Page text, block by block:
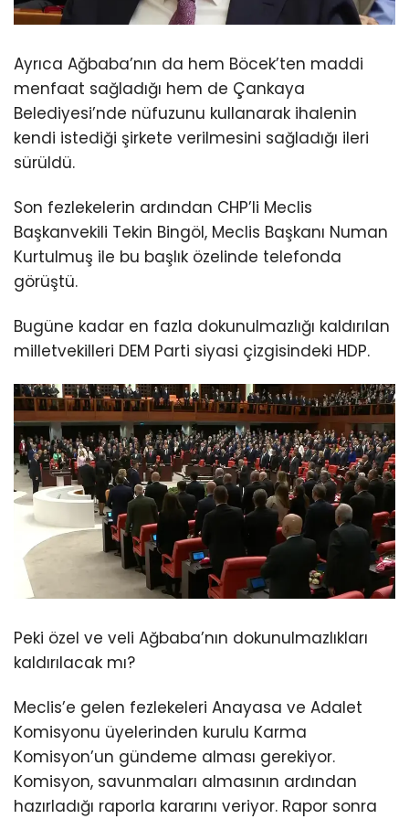
Ayrıca Ağbaba’nın da hem Böcek’ten maddi
menfaat sağladığı hem de Çankaya
Belediyesi’nde nüfuzunu kullanarak ihalenin
kendi istediği şirkete verilmesini sağladığı ileri
sürüldü.
Son fezlekelerin ardından CHP’li Meclis
Başkanvekili Tekin Bingöl, Meclis Başkanı Numan
Kurtulmuş ile bu başlık özelinde telefonda
görüştü.
Bugüne kadar en fazla dokunulmazlığı kaldırılan
milletvekilleri DEM Parti siyasi çizgisindeki HDP.
Peki özel ve veli Ağbaba’nın dokunulmazlıkları
kaldırılacak mı?
Meclis’e gelen fezlekeleri Anayasa ve Adalet
Komisyonu üyelerinden kurulu Karma
Komisyon’un gündeme alması gerekiyor.
Komisyon, savunmaları almasının ardından
hazırladığı raporla kararını veriyor. Rapor sonra